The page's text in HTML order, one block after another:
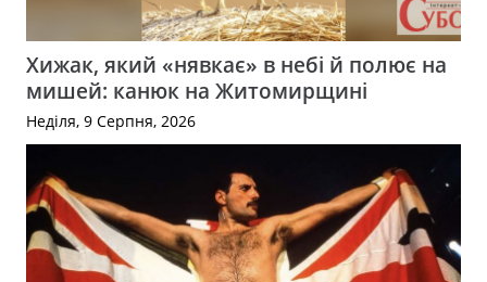
Хижак, який «нявкає» в небі й полює на
мишей: канюк на Житомирщині
Неділя, 9 Серпня, 2026